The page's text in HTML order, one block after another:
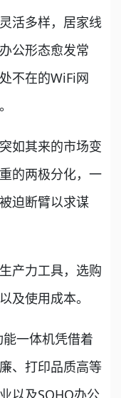
活多样，居家线
公形态愈发常
不在的WiFi网
如其来的市场变
的两极分化，一
迫断臂以求谋
产力工具，选购
及使用成本。
一体机凭借着
、打印品质高等
以及SOHO办公